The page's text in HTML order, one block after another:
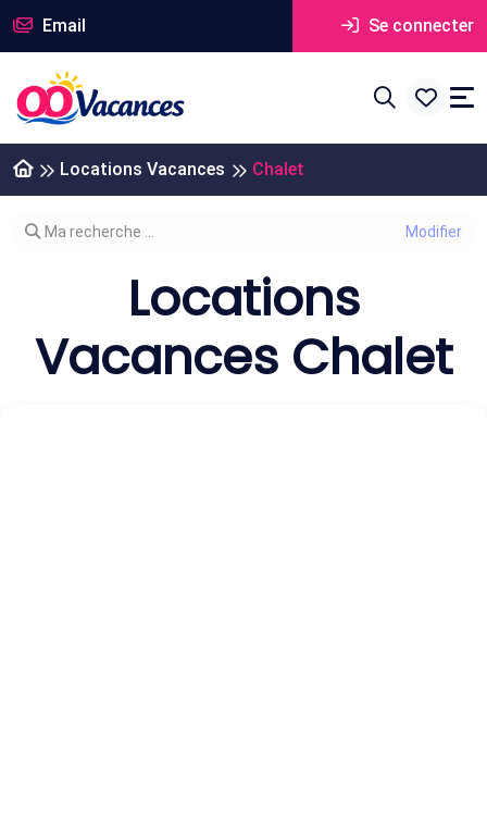
Email Se connecter
Locations Vacances Chalet
Modifier votre recherche
Ma recherche ...
Locations
Vacances Chalet